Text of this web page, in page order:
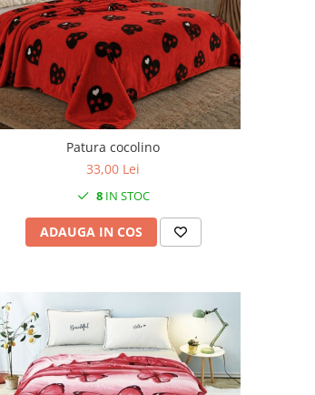
Patura cocolino
33,00 Lei
8IN STOC
ADAUGA IN COS